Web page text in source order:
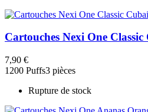
Cartouches Nexi One
7,90 €
1200 Puffs3 pièces
Rupture de stock